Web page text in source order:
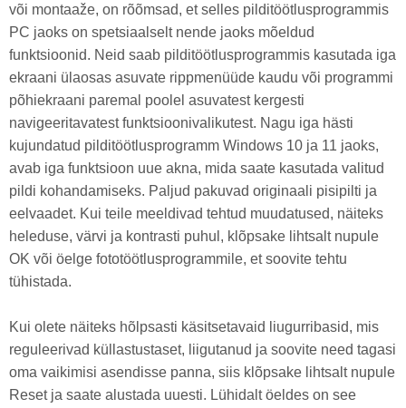
või montaaže, on rõõmsad, et selles pilditöötlusprogrammis
PC jaoks on spetsiaalselt nende jaoks mõeldud
funktsioonid. Neid saab pilditöötlusprogrammis kasutada iga
ekraani ülaosas asuvate rippmenüüde kaudu või programmi
põhiekraani paremal poolel asuvatest kergesti
navigeeritavatest funktsioonivalikutest. Nagu iga hästi
kujundatud pilditöötlusprogramm Windows 10 ja 11 jaoks,
avab iga funktsioon uue akna, mida saate kasutada valitud
pildi kohandamiseks. Paljud pakuvad originaali pisipilti ja
eelvaadet. Kui teile meeldivad tehtud muudatused, näiteks
heleduse, värvi ja kontrasti puhul, klõpsake lihtsalt nupule
OK või öelge fototöötlusprogrammile, et soovite tehtu
tühistada.
Kui olete näiteks hõlpsasti käsitsetavaid liugurribasid, mis
reguleerivad küllastustaset, liigutanud ja soovite need tagasi
oma vaikimisi asendisse panna, siis klõpsake lihtsalt nupule
Reset ja saate alustada uuesti. Lühidalt öeldes on see